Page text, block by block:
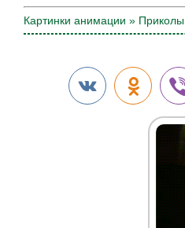
Картинки анимации » Приколы